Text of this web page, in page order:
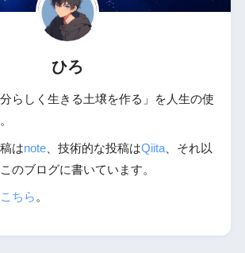
ひろ
分らしく生きる土壌を作る」を人生の使
はnote、技術的な投稿はQiita、それ以
のブログに書いています。
こちら 。